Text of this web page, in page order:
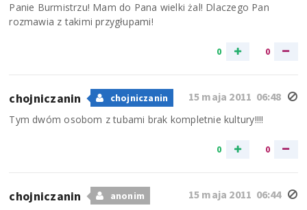
Panie Burmistrzu! Mam do Pana wielki żal! Dlaczego Pan
rozmawia z takimi przygłupami!
0 0
15 maja 2011 06:48
chojniczanin chojniczanin
Tym dwóm osobom z tubami brak kompletnie kultury!!!!
0 0
15 maja 2011 06:44
chojniczanin anonim